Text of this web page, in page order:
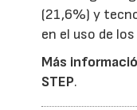
(21,6%) y
en el uso de
Más
STEP.